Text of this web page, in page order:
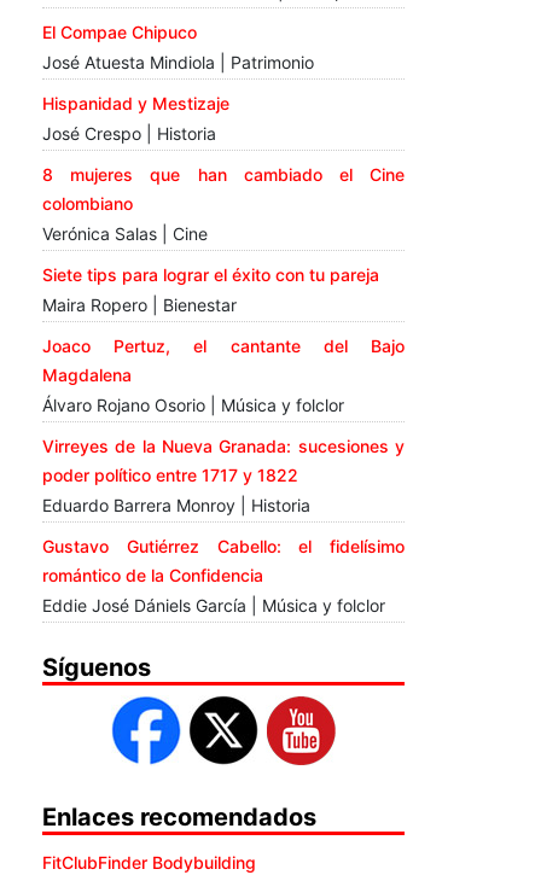
El Compae Chipuco
José Atuesta Mindiola | Patrimonio
Hispanidad y Mestizaje
José Crespo | Historia
8 mujeres que han cambiado el Cine
colombiano
Verónica Salas | Cine
Siete tips para lograr el éxito con tu pareja
Maira Ropero | Bienestar
Joaco Pertuz, el cantante del Bajo
Magdalena
Álvaro Rojano Osorio | Música y folclor
Virreyes de la Nueva Granada: sucesiones y
poder político entre 1717 y 1822
Eduardo Barrera Monroy | Historia
Gustavo Gutiérrez Cabello: el fidelísimo
romántico de la Confidencia
Eddie José Dániels García | Música y folclor
Síguenos
Enlaces recomendados
FitClubFinder Bodybuilding